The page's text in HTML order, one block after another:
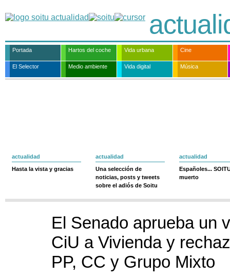
Portada Hartos del coche Vida urbana Cine
El Selector Medio ambiente Vida digital Música
actualidad
Hasta la vista y gracias
actualidad
Una selección de
noticias, posts y tweets
sobre el adiós de Soitu
actualidad
Españoles...
muerto
El Senado aprueba un
CiU a Vivienda y
PP, CC y Grupo Mixto